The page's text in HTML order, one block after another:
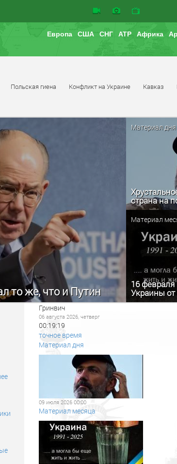
Европа США СНГ АТР Африка
Польская гиена Конфликт на Украине Кавказ
то же, что и Путин
Материал дня
страна на
Материал
16
Украины от
Гринвич
06 августа 2026, четверг
00:19:20
точное время
Материал дня
09 июля 2026 00:00
Материал месяца